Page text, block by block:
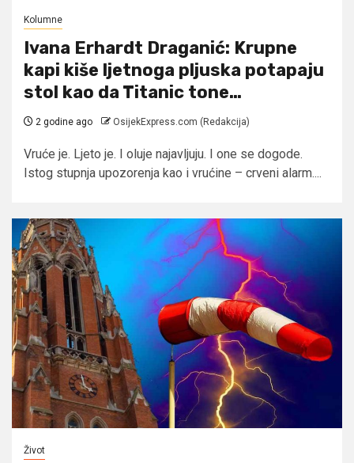
Kolumne
Ivana Erhardt Draganić: Krupne
kapi kiše ljetnoga pljuska potapaju
stol kao da Titanic tone…
2 godine ago OsijekExpress.com (Redakcija)
Vruće je. Ljeto je. I oluje najavljuju. I one se dogode.
Istog stupnja upozorenja kao i vrućine – crveni alarm....
Život